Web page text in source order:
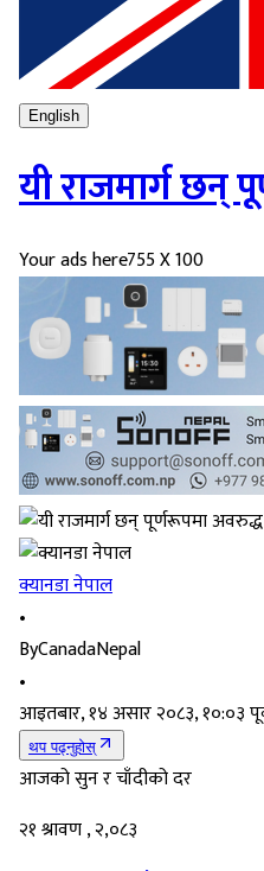
English
यी राजमार्ग छन्
Your ads here755 X 100
क्यानडा नेपाल
•
ByCanadaNepal
•
आइतबार, १४ असार २०८३, १०:०३
थप पढ्नुहोस्
आजको सुन र चाँदीको दर
२१ श्रावण , २,०८३